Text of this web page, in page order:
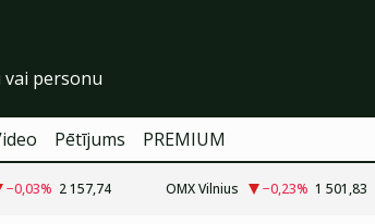
Pētījums PREMIUM
−0,03% 2 157,74 OMX Vilnius −0,23% 1 501,83